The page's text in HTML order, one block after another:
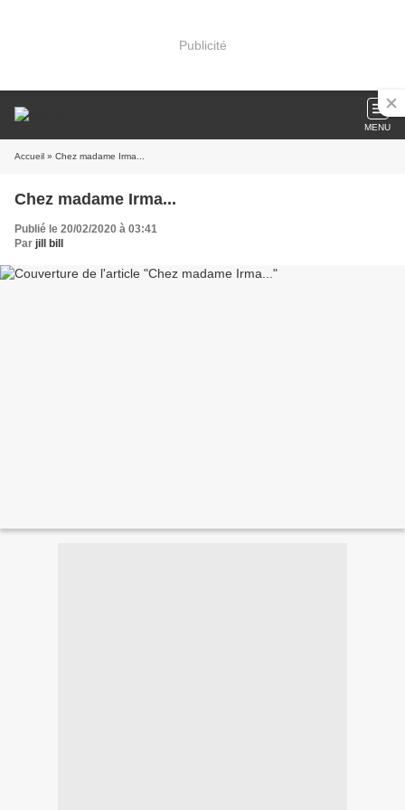
Publicité
MENU
Accueil » Chez madame Irma...
Chez madame Irma...
Publié le 20/02/2020 à 03:41
Par jill bill